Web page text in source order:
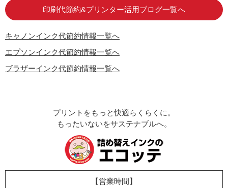
印刷代節約&プリンター活用ブログ一覧へ
キャノンインク代節約情報一覧へ
エプソンインク代節約情報一覧へ
ブラザーインク代節約情報一覧へ
プリントをもっと快適らくらくに。
もったいないをサステナブルへ。
【営業時間】